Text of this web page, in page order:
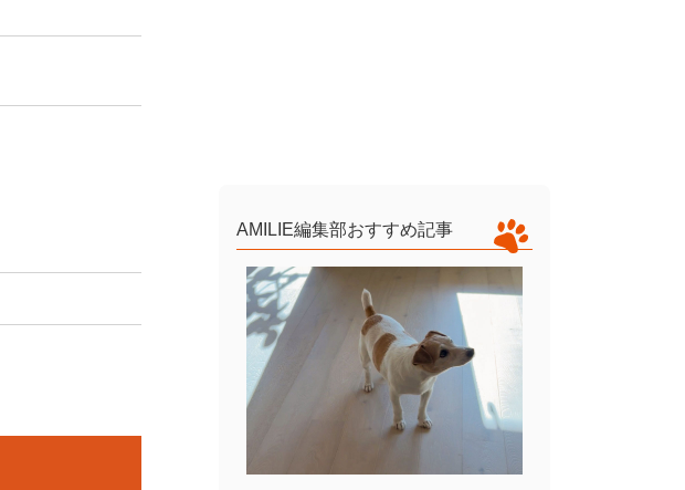
AMILIE編集部おすすめ記事